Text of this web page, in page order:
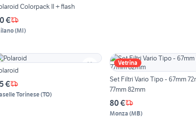
Colorpack II + flash
€
(MI)
€
Torinese(TO)
Vetrina
Set Filtri Vario Tipo - 67mm 72mm
77mm 82mm
80 €
Monza (MB)